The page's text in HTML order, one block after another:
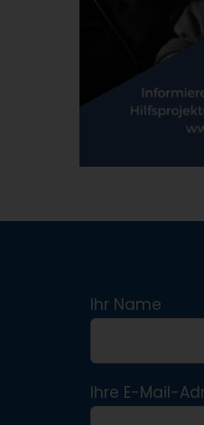
Ihr Name
Ihre E-Mail-